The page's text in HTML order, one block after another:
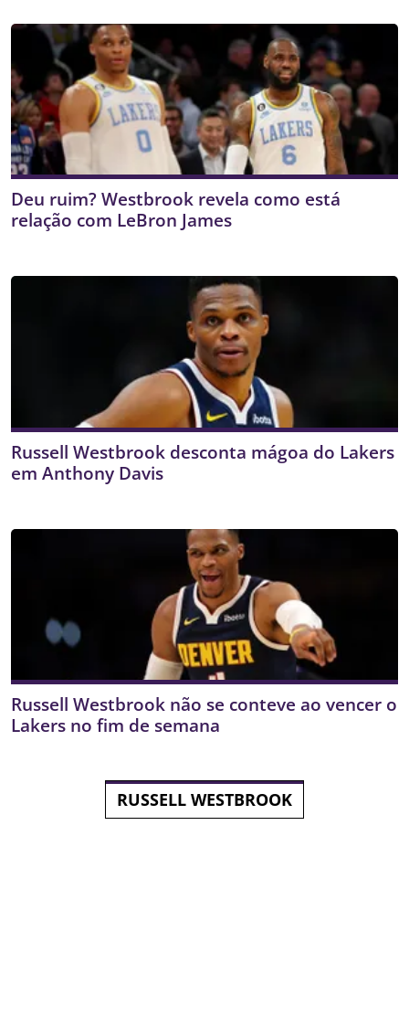
Deu ruim? Westbrook revela como está
relação com LeBron James
Russell Westbrook desconta mágoa do Lakers
em Anthony Davis
Russell Westbrook não se conteve ao vencer o
Lakers no fim de semana
RUSSELL WESTBROOK